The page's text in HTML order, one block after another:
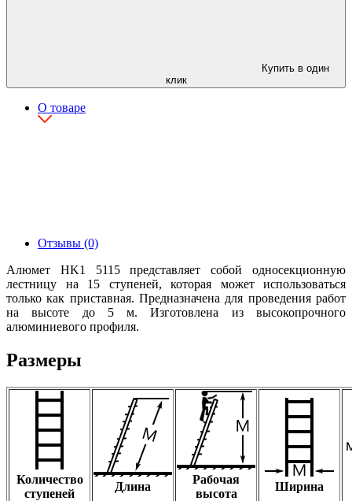
Купить в один
клик
О товаре
Отзывы (0)
Алюмет HK1 5115 представляет собой односекционную
лестницу на 15 ступеней, которая может использоваться
только как приставная. Предназначена для проведения работ
на высоте до 5 м. Изготовлена из высокопрочного
алюминиевого профиля.
Размеры
Количество
ступеней
Длина
Рабочая
высота
Ширина